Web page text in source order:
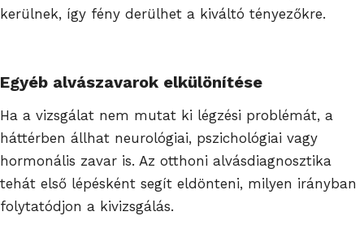
kerülnek, így fény derülhet a kiváltó tényezőkre.
Egyéb alvászavarok elkülönítése
Ha a vizsgálat nem mutat ki légzési problémát, a
háttérben állhat neurológiai, pszichológiai vagy
hormonális zavar is. Az otthoni alvásdiagnosztika
tehát első lépésként segít eldönteni, milyen irányban
folytatódjon a kivizsgálás.